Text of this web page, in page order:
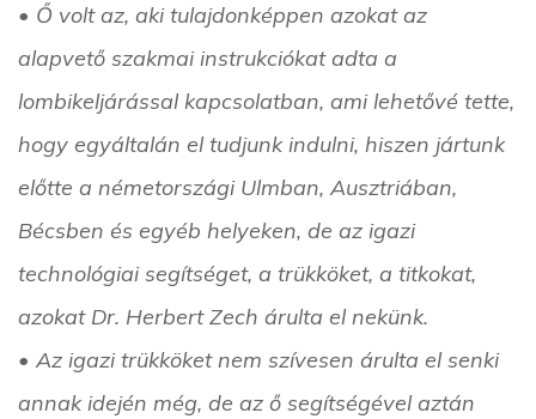
• Ő volt az, aki tulajdonképpen azokat az
alapvető szakmai instrukciókat adta a
lombikeljárással kapcsolatban, ami lehetővé tette,
hogy egyáltalán el tudjunk indulni, hiszen jártunk
előtte a németországi Ulmban, Ausztriában,
Bécsben és egyéb helyeken, de az igazi
technológiai segítséget, a trükköket, a titkokat,
azokat Dr. Herbert Zech árulta el nekünk.
• Az igazi trükköket nem szívesen árulta el senki
annak idején még, de az ő segítségével aztán